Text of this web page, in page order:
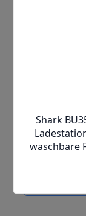
Höhe (cm)
Tiefe (cm)